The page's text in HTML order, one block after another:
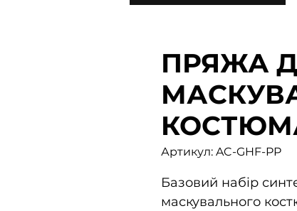
ПРЯЖА
КОСТЮМА
Артикул: AC-GHF-PP
Базовий набір
маскувального